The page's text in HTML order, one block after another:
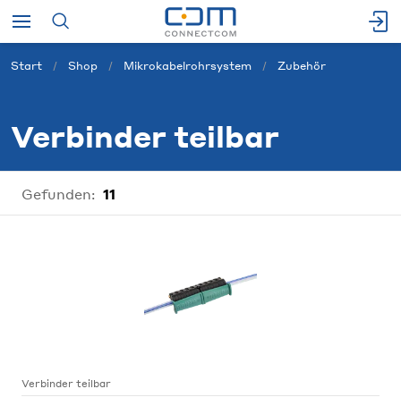
Start Shop Mikrokabelrohrsystem Zubehör
Verbinder teilbar
Gefunden: 11
Verbinder teilbar